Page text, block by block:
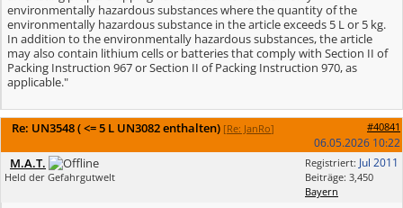
environmentally hazardous substances where the quantity of the
environmentally hazardous substance in the article exceeds 5 L or 5 kg.
In addition to the environmentally hazardous substances, the article
may also contain lithium cells or batteries that comply with Section II of
Packing Instruction 967 or Section II of Packing Instruction 970, as
applicable."
Re: UN3548 ( <= 5 L UN3082 enthalten) [Re: JanRo] #40841
06.05.2026 10:22
Registriert: Jul 2011
Beiträge: 3,450
Bayern
M.A.T.
Held der Gefahrgutwelt